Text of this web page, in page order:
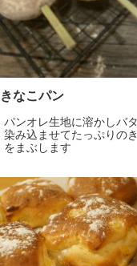
きなこパン
パンオレ生地に溶かしバ
染み込ませてたっぷりの
をまぶします